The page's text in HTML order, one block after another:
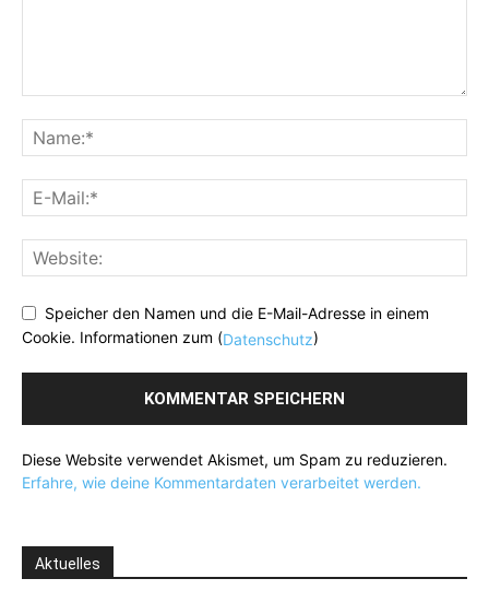
Speicher den Namen und die E-Mail-Adresse in einem
Cookie. Informationen zum (Datenschutz)
Diese Website verwendet Akismet, um Spam zu reduzieren.
Erfahre, wie deine Kommentardaten verarbeitet werden.
Aktuelles